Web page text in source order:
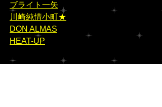
ブライト一矢
川崎純情小町★
DON ALMAS
HEAT-UP